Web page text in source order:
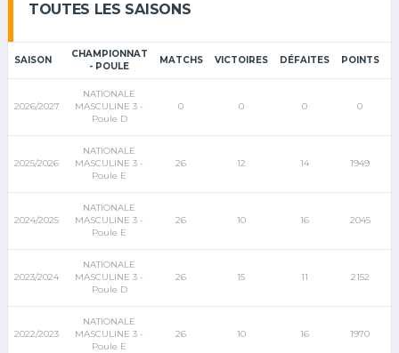
TOUTES LES SAISONS
SAISON
CHAMPIONNAT
- POULE
MATCHS VICTOIRES DÉFAITES POINTS
2026/2027
NATIONALE
MASCULINE 3 -
Poule D
0 0 0 0
2025/2026
NATIONALE
MASCULINE 3 -
Poule E
26 12 14 1949
2024/2025
NATIONALE
MASCULINE 3 -
Poule E
26 10 16 2045
2023/2024
NATIONALE
MASCULINE 3 -
Poule D
26 15 11 2152
2022/2023
NATIONALE
MASCULINE 3 -
Poule E
26 10 16 1970